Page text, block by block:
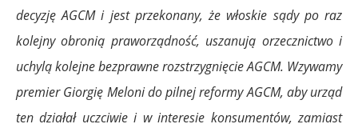
decyzję AGCM i jest przekonany, że włoskie sądy po raz
kolejny obronią praworządność, uszanują orzecznictwo i
uchylą kolejne bezprawne rozstrzygnięcie AGCM. Wzywamy
premier Giorgię Meloni do pilnej reformy AGCM, aby urząd
ten działał uczciwie i w interesie konsumentów, zamiast